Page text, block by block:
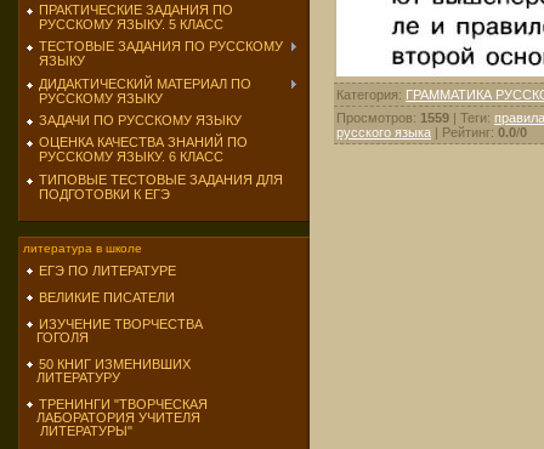
ПРАКТИЧЕСКИЕ ЗАДАНИЯ ПО
РУССКОМУ ЯЗЫКУ. 5 КЛАСС
ТЕСТОВЫЕ ЗАДАНИЯ ПО РУССКОМУ
ЯЗЫКУ
ДИДАКТИЧЕСКИЙ МАТЕРИАЛ ПО
РУССКОМУ ЯЗЫКУ
ЗАДАЧИ ПО РУССКОМУ ЯЗЫКУ
ОЦЕНКА КАЧЕСТВА ЗНАНИЙ ПО
РУССКОМУ ЯЗЫКУ. 6 КЛАСС
ТИПОВЫЕ ТЕСТОВЫЕ ЗАДАНИЯ ДЛЯ
ПОДГОТОВКИ К ЕГЭ
литература в школе
ЕГЭ ПО ЛИТЕРАТУРЕ
ВЕЛИКИЕ ПИСАТЕЛИ
ИЗУЧЕНИЕ ТВОРЧЕСТВА
ГОГОЛЯ
50 КНИГ ИЗМЕНИВШИХ
ЛИТЕРАТУРУ
ТРЕНИНГИ "ТВОРЧЕСКАЯ
ЛАБОРАТОРИЯ УЧИТЕЛЯ
ЛИТЕРАТУРЫ"
Категория: ГРАММАТИКА
Просмотров: 1559 | Теги:
русского языка | Рейтинг: 0.0/0